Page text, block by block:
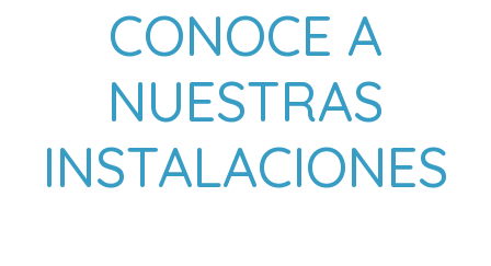
CONOCE A
NUESTRAS
INSTALACIONES